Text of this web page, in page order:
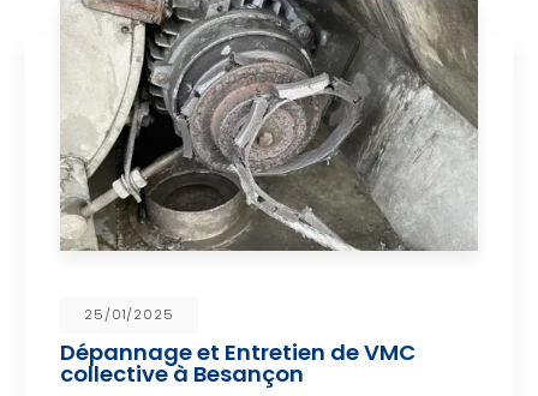
25/01/2025
Dépannage et Entretien de VMC
collective à Besançon